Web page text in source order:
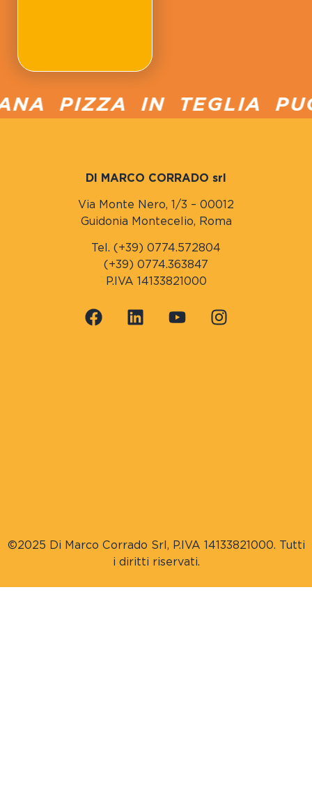
PIZZA IN TEGLIA
DI MARCO CORRADO srl
Via Monte Nero, 1/3 – 00012
Guidonia Montecelio, Roma
Tel. (+39) 0774.572804
(+39) 0774.363847
P.IVA 14133821000
©2025 Di Marco Corrado Srl, P.IVA 14133821000. Tutti
i diritti riservati.